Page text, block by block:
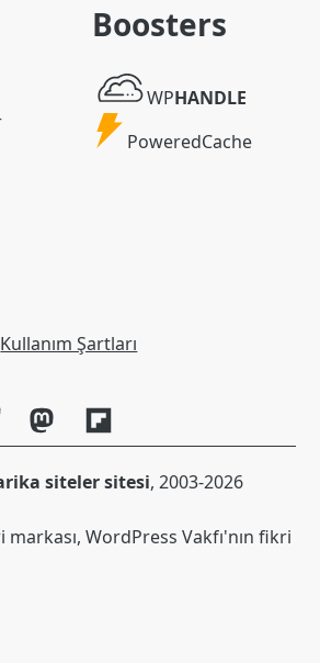
Boosters
WP
Handle
WPHANDLE
Powered
PoweredCache
Kullanım Şartları
siteler sitesi, 2003-2026
markası, WordPress Vakfı'nın fikri